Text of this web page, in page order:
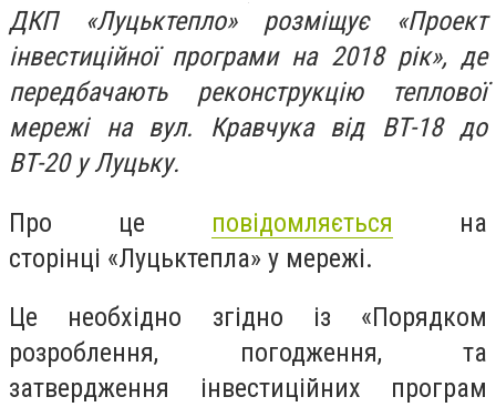
ДКП «Луцьктепло» розміщує «Проект
інвестиційної програми на 2018 рік», де
передбачають реконструкцію теплової
мережі на вул. Кравчука від ВТ-18 до
ВТ-20 у Луцьку.
Про це повідомляється на
сторінці «Луцьктепла» у мережі.
Це необхідно згідно із «Порядком
розроблення, погодження, та
затвердження інвестиційних програм